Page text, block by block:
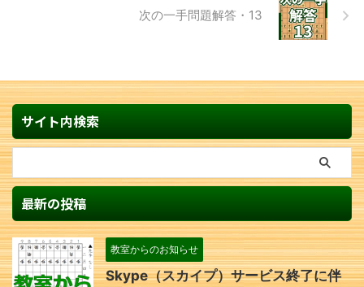
次の一手問題解答・13
サイト内検索
最新の投稿
教室からのお知らせ
Skype（スカイプ）サービス終了に伴